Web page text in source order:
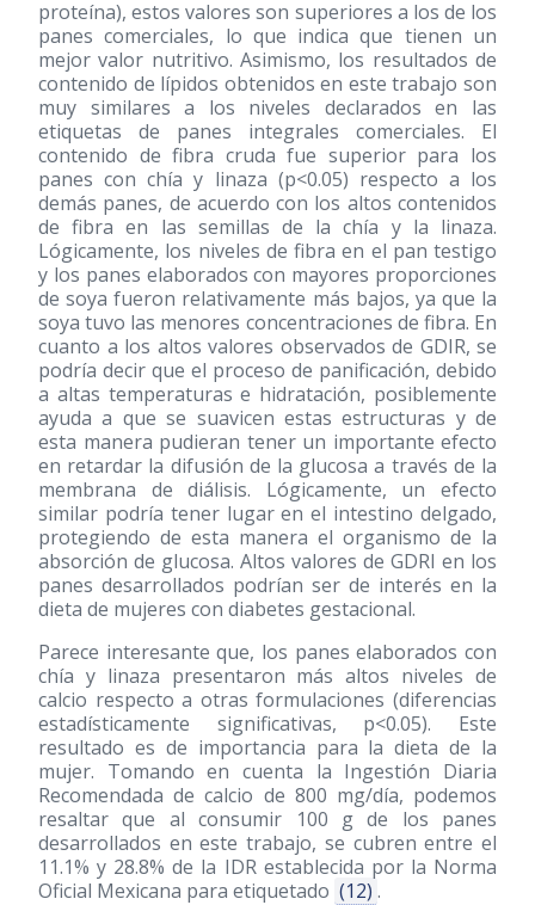
proteína), estos valores son superiores a los de los
panes comerciales, lo que indica que tienen un
mejor valor nutritivo. Asimismo, los resultados de
contenido de lípidos obtenidos en este trabajo son
muy similares a los niveles declarados en las
etiquetas de panes integrales comerciales. El
contenido de fibra cruda fue superior para los
panes con chía y linaza (p<0.05) respecto a los
demás panes, de acuerdo con los altos contenidos
de fibra en las semillas de la chía y la linaza.
Lógicamente, los niveles de fibra en el pan testigo
y los panes elaborados con mayores proporciones
de soya fueron relativamente más bajos, ya que la
soya tuvo las menores concentraciones de fibra. En
cuanto a los altos valores observados de GDIR, se
podría decir que el proceso de panificación, debido
a altas temperaturas e hidratación, posiblemente
ayuda a que se suavicen estas estructuras y de
esta manera pudieran tener un importante efecto
en retardar la difusión de la glucosa a través de la
membrana de diálisis. Lógicamente, un efecto
similar podría tener lugar en el intestino delgado,
protegiendo de esta manera el organismo de la
absorción de glucosa. Altos valores de GDRI en los
panes desarrollados podrían ser de interés en la
dieta de mujeres con diabetes gestacional.
Parece interesante que, los panes elaborados con
chía y linaza presentaron más altos niveles de
calcio respecto a otras formulaciones (diferencias
estadísticamente significativas, p<0.05). Este
resultado es de importancia para la dieta de la
mujer. Tomando en cuenta la Ingestión Diaria
Recomendada de calcio de 800 mg/día, podemos
resaltar que al consumir 100 g de los panes
desarrollados en este trabajo, se cubren entre el
11.1% y 28.8% de la IDR establecida por la Norma
Oficial Mexicana para etiquetado (12) .